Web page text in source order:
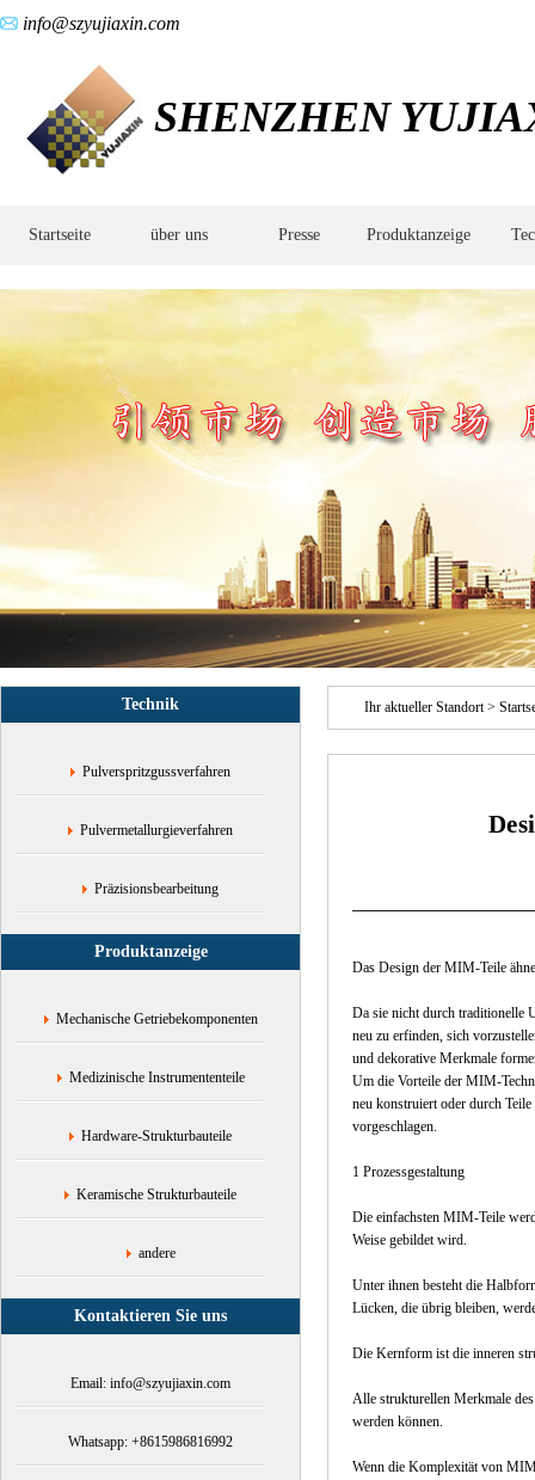
info@szyujiaxin.com
SHENZHEN
Startseite über uns Presse Produktanzeige
Design,Metall
Spritzguss,Metall
Prozess,Zugwinkel,Luft-
Raumfahrt,medizinische
Werkzeuge,Elektronik,MIM
Teile
Kategorie
mechanische
Zubehör,Metall
Technik
Pulverspritzgussverfahren
Pulvermetallurgieverfahren
Präzisionsbearbeitung
Produktanzeige
Mechanische Getriebekomponenten
Medizinische Instrumententeile
Hardware-Strukturbauteile
Keramische Strukturbauteile
andere
Kontaktieren Sie uns
Email: info@szyujiaxin.com
Whatsapp: +8615986816992
Ihr aktueller Standort >
Das Design der MIM-Teile
Da sie nicht durch traditionelle
neu zu erfinden, sich
und dekorative Merkmale
Um die Vorteile der MIM-
neu konstruiert oder durch
vorgeschlagen.
1 Prozessgestaltung
Die einfachsten MIM-Teile
Weise gebildet wird.
Unter ihnen besteht die
Lücken, die übrig bleiben,
Die Kernform ist die inneren
Alle strukturellen Merkmale
werden können.
Wenn die Komplexität von